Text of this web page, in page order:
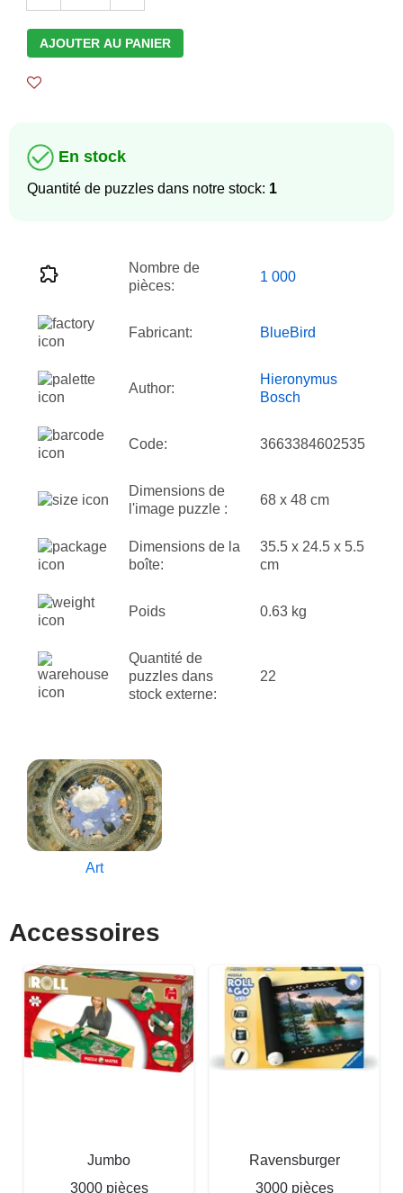
AJOUTER AU PANIER
En stock
Quantité de puzzles dans notre stock: 1
Nombre de
pièces:
1 000
Fabricant: BlueBird
Author:
Hieronymus
Bosch
Code: 3663384602535
Dimensions de
l'image puzzle :
68 x 48 cm
Dimensions de la
boîte:
35.5 x 24.5 x 5.5
cm
Poids 0.63 kg
Quantité de
puzzles dans
stock externe:
22
Art
Accessoires
Jumbo
3000 pièces
Ravensburger
3000 pièces